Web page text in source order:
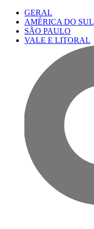
GERAL
AMÉRICA DO SUL
SÃO PAULO
VALE E LITORAL